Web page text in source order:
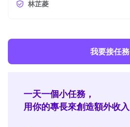
林芷菱
我要接任務
一天一個小任務，
用你的專長來創造額外收入